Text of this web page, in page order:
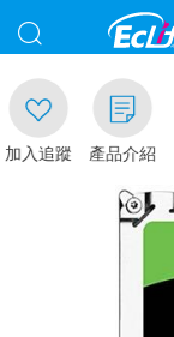
加入追蹤 產品介紹
現折1%(部分商品不適